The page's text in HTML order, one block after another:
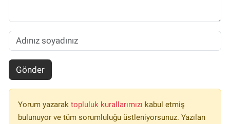
Gönder
Yorum yazarak topluluk kurallarımızı kabul etmiş
bulunuyor ve tüm sorumluluğu üstleniyorsunuz. Yazılan